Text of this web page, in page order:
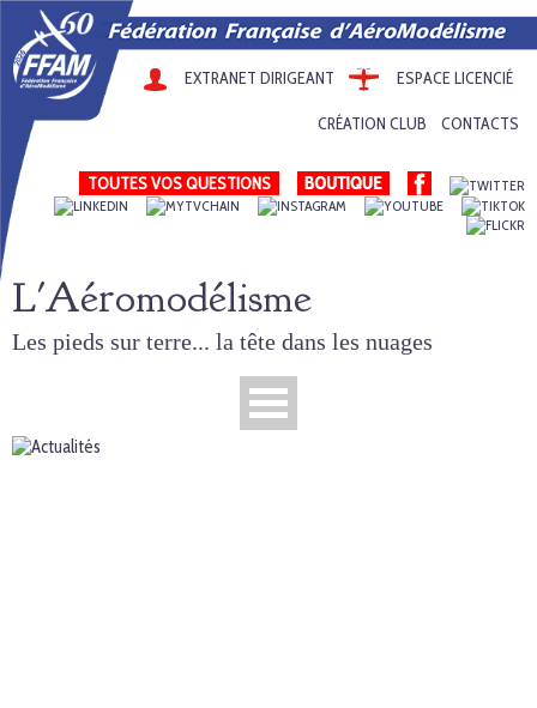
EXTRANET DIRIGEANT ESPACE LICENCIÉ
CRÉATION CLUB CONTACTS
TOUTES VOS QUESTIONS
L'Aéromodélisme
Les pieds sur terre... la tête dans les nuages